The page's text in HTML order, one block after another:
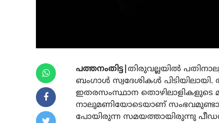
പത്തനംതിട്ട| തിരുവല്ലയില്‍
ബംഗാള്‍ സ്വദേശികള്‍
ഇതരസംസ്ഥാന തൊഴിലാളികളുടെ
നാലുമണിയോടെയാണ്
പോയിരുന്ന സമയത്തായിരുന്നു